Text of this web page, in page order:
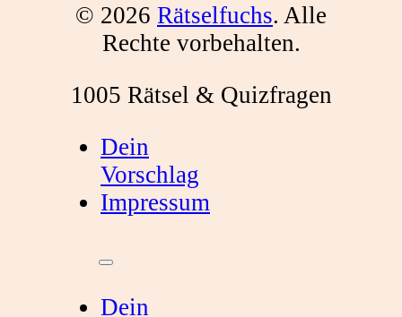
© 2026 Rätselfuchs. Alle
Rechte vorbehalten.
1005 Rätsel & Quizfragen
Dein
Vorschlag
Impressum
Dein